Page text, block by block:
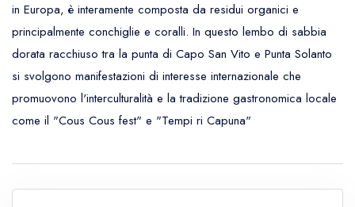
in Europa, è interamente composta da residui organici e
principalmente conchiglie e coralli. In questo lembo di sabbia
dorata racchiuso tra la punta di Capo San Vito e Punta Solanto
si svolgono manifestazioni di interesse internazionale che
promuovono l'interculturalità e la tradizione gastronomica locale
come il "Cous Cous fest" e "Tempi ri Capuna"